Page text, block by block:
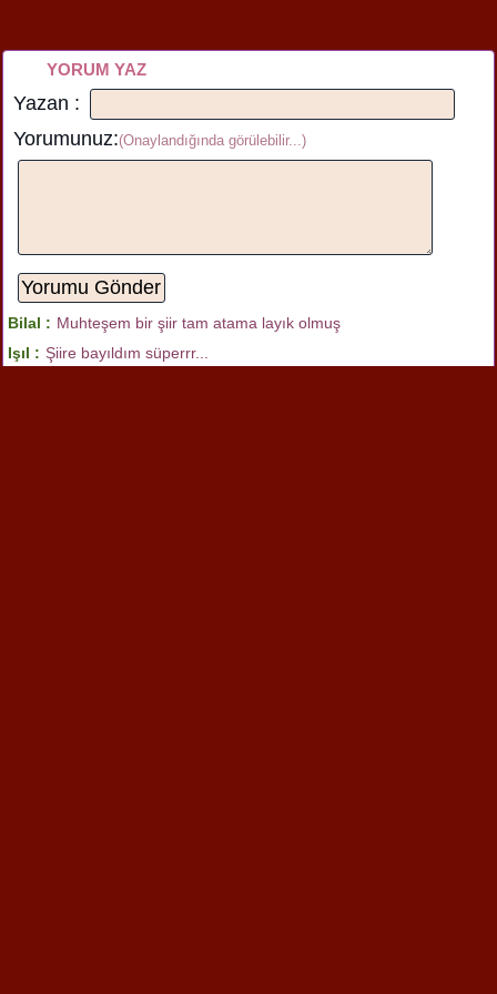
YORUM YAZ
Yazan :
Yorumunuz:(Onaylandığında görülebilir...)
Bilal : Muhteşem bir şiir tam atama layık olmuş
Işıl : Şiire bayıldım süperrr...